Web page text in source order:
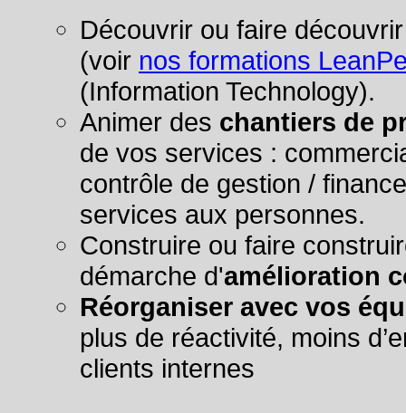
Découvrir ou faire
(voir nos formations
(Information Technology).
Animer des chantiers de
de vos services :
contrôle de gestion /
services aux personnes.
Construire ou faire
démarche d'amélioration
Réorganiser avec vos
plus de réactivité, moins
clients internes